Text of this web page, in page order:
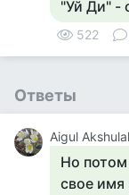
"Уй Ди" -
522
Ответы
Aigul
Но
свое имя